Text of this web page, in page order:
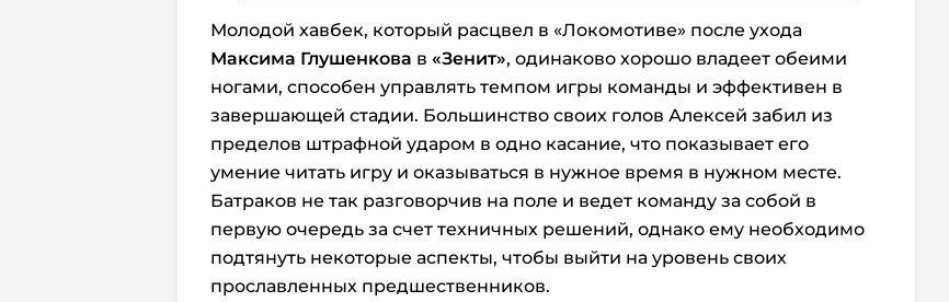
Молодой хавбек, который расцвел в «Локомотиве» после ухода
Максима Глушенкова в «Зенит», одинаково хорошо владеет обеими
ногами, способен управлять темпом игры команды и эффективен в
завершающей стадии. Большинство своих голов Алексей забил из
пределов штрафной ударом в одно касание, что показывает его
умение читать игру и оказываться в нужное время в нужном месте.
Батраков не так разговорчив на поле и ведет команду за собой в
первую очередь за счет техничных решений, однако ему необходимо
подтянуть некоторые аспекты, чтобы выйти на уровень своих
прославленных предшественников.